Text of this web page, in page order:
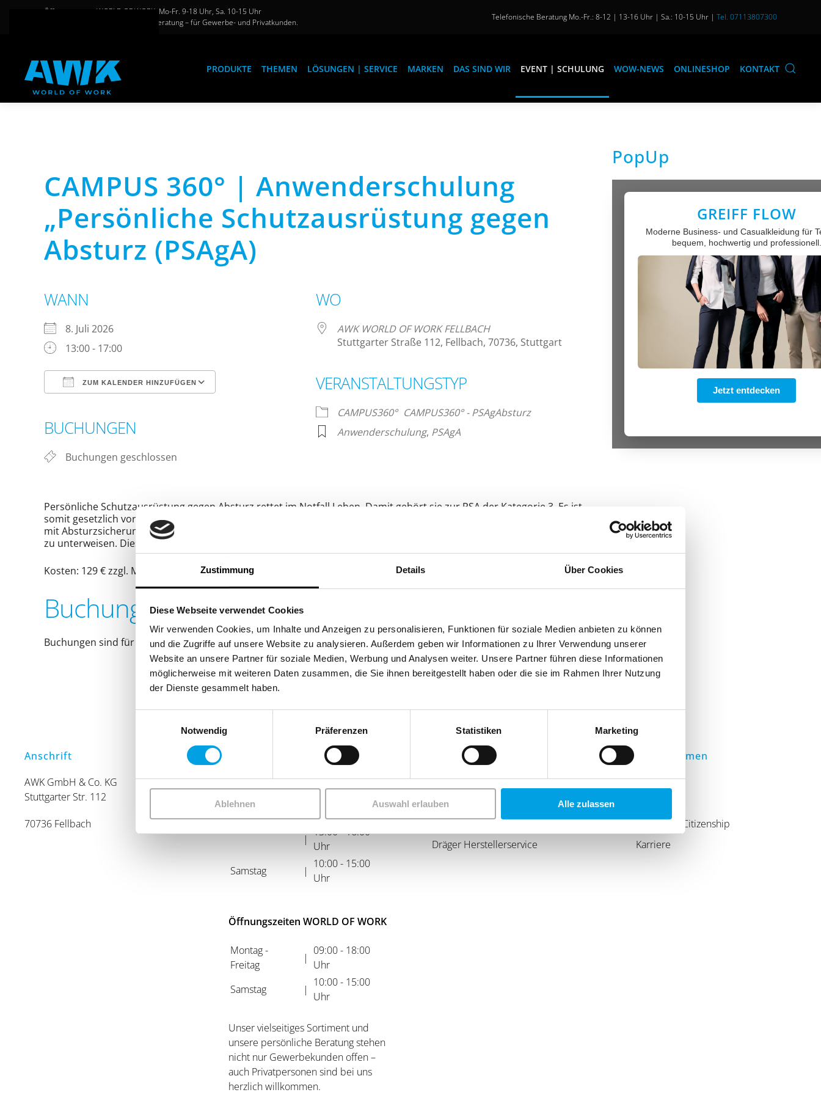
Zustimmung Details Über Cookies
Diese Webseite verwendet Cookies
Wir verwenden Cookies, um Inhalte und Anzeigen zu personalisieren, Funktionen für soziale Medien anbieten zu können
und die Zugriffe auf unsere Website zu analysieren. Außerdem geben wir Informationen zu Ihrer Verwendung unserer
Website an unsere Partner für soziale Medien, Werbung und Analysen weiter. Unsere Partner führen diese Informationen
möglicherweise mit weiteren Daten zusammen, die Sie ihnen bereitgestellt haben oder die sie im Rahmen Ihrer Nutzung
der Dienste gesammelt haben.
Notwendig
Präferenzen Statistiken Marketing
Ablehnen Auswahl erlauben Alle zulassen
Öffnungszeiten WORLD OF WORK: Mo-Fr. 9-18 Uhr, Sa. 10-15 Uhr
Große Auswahl und persönliche Beratung – für Gewerbe- und Privatkunden.
Telefonische Beratung Mo.-Fr.: 8-12 | 13-16 Uhr | Sa.: 10-15 Uhr | Tel. 07113807300
PRODUKTE THEMEN LÖSUNGEN | SERVICE MARKEN DAS SIND WIR EVENT | SCHULUNG WOW-NEWS ONLINESHOP KONTAKT
CAMPUS 360° | Anwenderschulung
„Persönliche Schutzausrüstung gegen
Absturz (PSAgA)
WANN
8. Juli 2026
13:00 - 17:00
ZUM KALENDER HINZUFÜGEN
Outlook Live
BUCHUNGEN
Buchungen geschlossen
WO
AWK WORLD OF WORK FELLBACH
Stuttgarter Straße 112, Fellbach, 70736, Stuttgart
VERANSTALTUNGSTYP
CAMPUS360° CAMPUS360° - PSAgAbsturz
Anwenderschulung, PSAgA
Persönliche Schutzausrüstung gegen Absturz rettet im Notfall Leben. Damit gehört sie zur PSA der Kategorie 3. Es ist
somit gesetzlich vorgeschrieben die Anwender mindestens einmal innerhalb von 12 Monaten im richtigen Umgang
mit Absturzsicherung durch einen Sachkundigen PSAgA mit Ausbildungsbefähigung gemäß DGUV Grundsatz 312-001
zu unterweisen. Diese Unterweisung muss neben den theoretischen Inhalten auch einen praktischen Teil beinhalten.
Kosten: 129 € zzgl. MwSt.
Buchungen
Buchungen sind für diese Veranstaltung nicht mehr möglich.
PopUp
GREIFF FLOW
Moderne Business- und Casualkleidung für
bequem, hochwertig und professionell.
Jetzt entdecken
Anschrift
AWK GmbH & Co. KG
Stuttgarter Str. 112
70736 Fellbach
Telefonische Unterstützung und
Montag -
Uhr
|
13:00 - 16:00
Uhr
Samstag
|
10:00 - 15:00
Uhr
Öffnungszeiten WORLD OF WORK
Montag -
Freitag
|
09:00 - 18:00
Uhr
Samstag
|
10:00 - 15:00
Uhr
Unser vielseitiges Sortiment und
unsere persönliche Beratung stehen
nicht nur Gewerbekunden offen –
auch Privatpersonen sind bei uns
herzlich willkommen.
Service
Kataloge
Textilveredelung
Nachhaltigkeit
Dräger Herstellerservice
Unternehmen
Team
Corporate Citizenship
Karriere